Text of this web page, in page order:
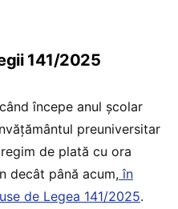
141/2025
începe anul școlar
preuniversitar
de plată cu ora
decât până acum,în
de Legea 141/2025.